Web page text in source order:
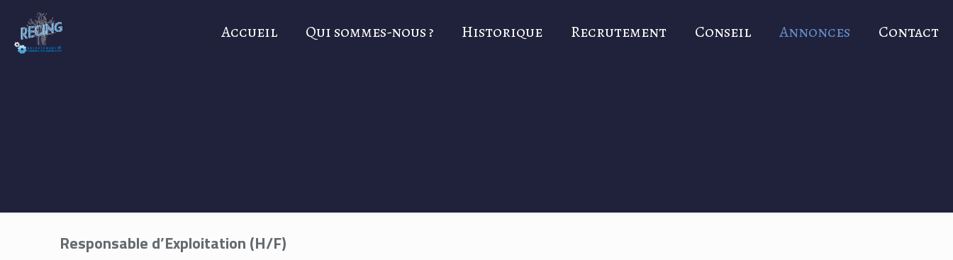
Accueil Qui sommes-nous ? Historique Recrutement Conseil Annonces Contact
Responsable d’Exploitation (H/F)